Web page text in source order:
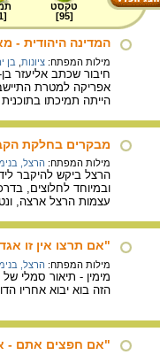
טקסט
[
95
]
[
המדינה היהודית -
מילות המפתח: ציונות בן
חיבור שכתב אליעזר
אפריקה למטרת
הייתה תמיכתו
מבקרים בחלקת
מילות המפתח: הרצל,
הרצל ביקש להיקבר
עצמות הרצל ארצה,
"אם תרצו אין זו
מילות המפתח: הרצל,
מימין - תיאור סמלי
הזה בוא יבוא אחריו
"אם חפצים אתם -